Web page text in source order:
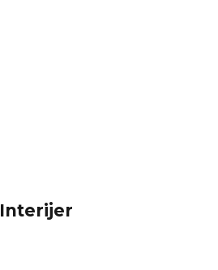
Interijer